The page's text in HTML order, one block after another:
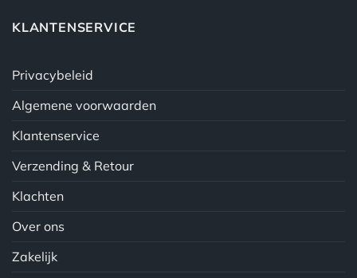
KLANTENSERVICE
Privacybeleid
Algemene voorwaarden
Klantenservice
Verzending & Retour
Klachten
Over ons
Zakelijk